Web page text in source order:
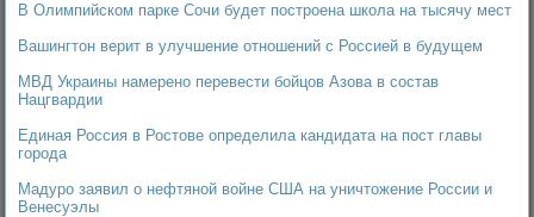
В Олимпийском парке Сочи будет построена школа на тысячу мест
Вашингтон верит в улучшение отношений с Россией в будущем
МВД Украины намерено перевести бойцов Азова в состав
Нацгвардии
Единая Россия в Ростове определила кандидата на пост главы
города
Мадуро заявил о нефтяной войне США на уничтожение России и
Венесуэлы